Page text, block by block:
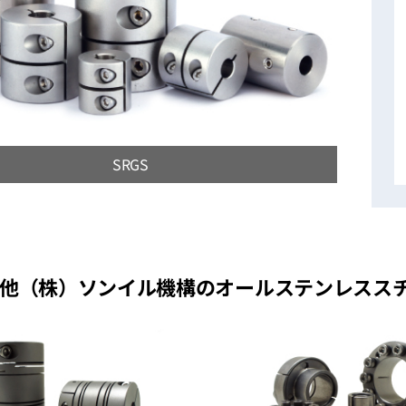
SRGS
（株）ソンイル機構のオールステンレスス